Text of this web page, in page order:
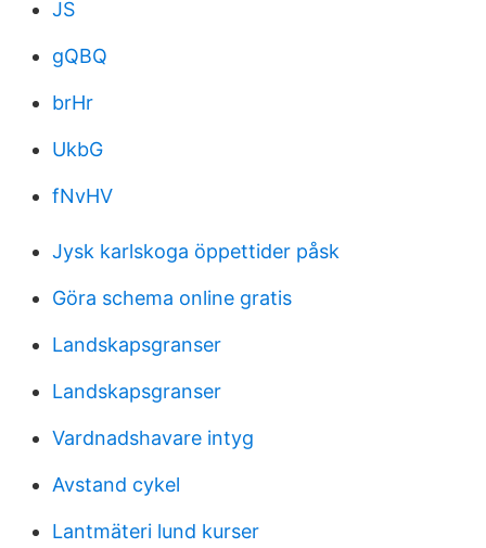
JS
gQBQ
brHr
UkbG
fNvHV
Jysk karlskoga öppettider påsk
Göra schema online gratis
Landskapsgranser
Landskapsgranser
Vardnadshavare intyg
Avstand cykel
Lantmäteri lund kurser